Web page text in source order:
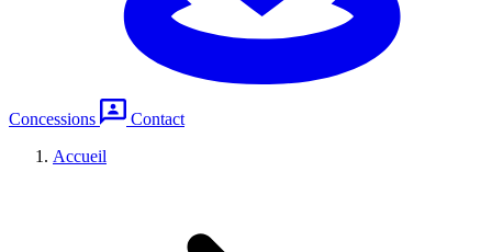
Concessions
Contact
Accueil